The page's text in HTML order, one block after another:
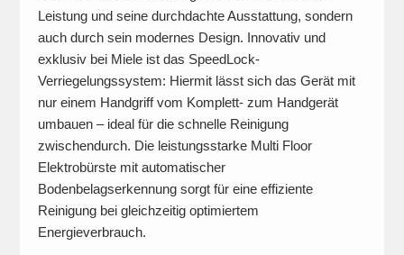
Leistung und seine durchdachte Ausstattung, sondern
auch durch sein modernes Design. Innovativ und
exklusiv bei Miele ist das SpeedLock-
Verriegelungssystem: Hiermit lässt sich das Gerät mit
nur einem Handgriff vom Komplett- zum Handgerät
umbauen – ideal für die schnelle Reinigung
zwischendurch. Die leistungsstarke Multi Floor
Elektrobürste mit automatischer
Bodenbelagserkennung sorgt für eine effiziente
Reinigung bei gleichzeitig optimiertem
Energieverbrauch.